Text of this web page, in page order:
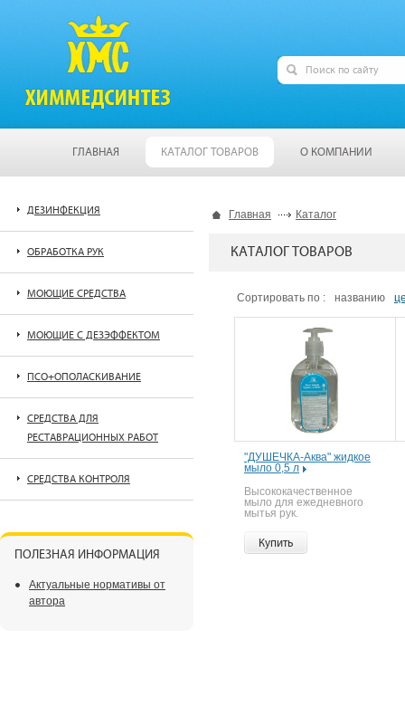
ГЛАВНАЯ КАТАЛОГ ТОВАРОВ О КОМПАНИИ
Главная Каталог
КАТАЛОГ ТОВАРОВ
Сортировать по : названию
"ДУШЕЧКА-Аква" жидкое
мыло 0,5 л
Высококачественное
мыло для ежедневного
мытья рук.
Купить
ДЕЗИНФЕКЦИЯ
ОБРАБОТКА РУК
МОЮЩИЕ СРЕДСТВА
МОЮЩИЕ С ДЕЗЭФФЕКТОМ
ПСО+ОПОЛАСКИВАНИЕ
СРЕДСТВА ДЛЯ
РЕСТАВРАЦИОННЫХ РАБОТ
СРЕДСТВА КОНТРОЛЯ
ПОЛЕЗНАЯ ИНФОРМАЦИЯ
Актуальные нормативы от
автора